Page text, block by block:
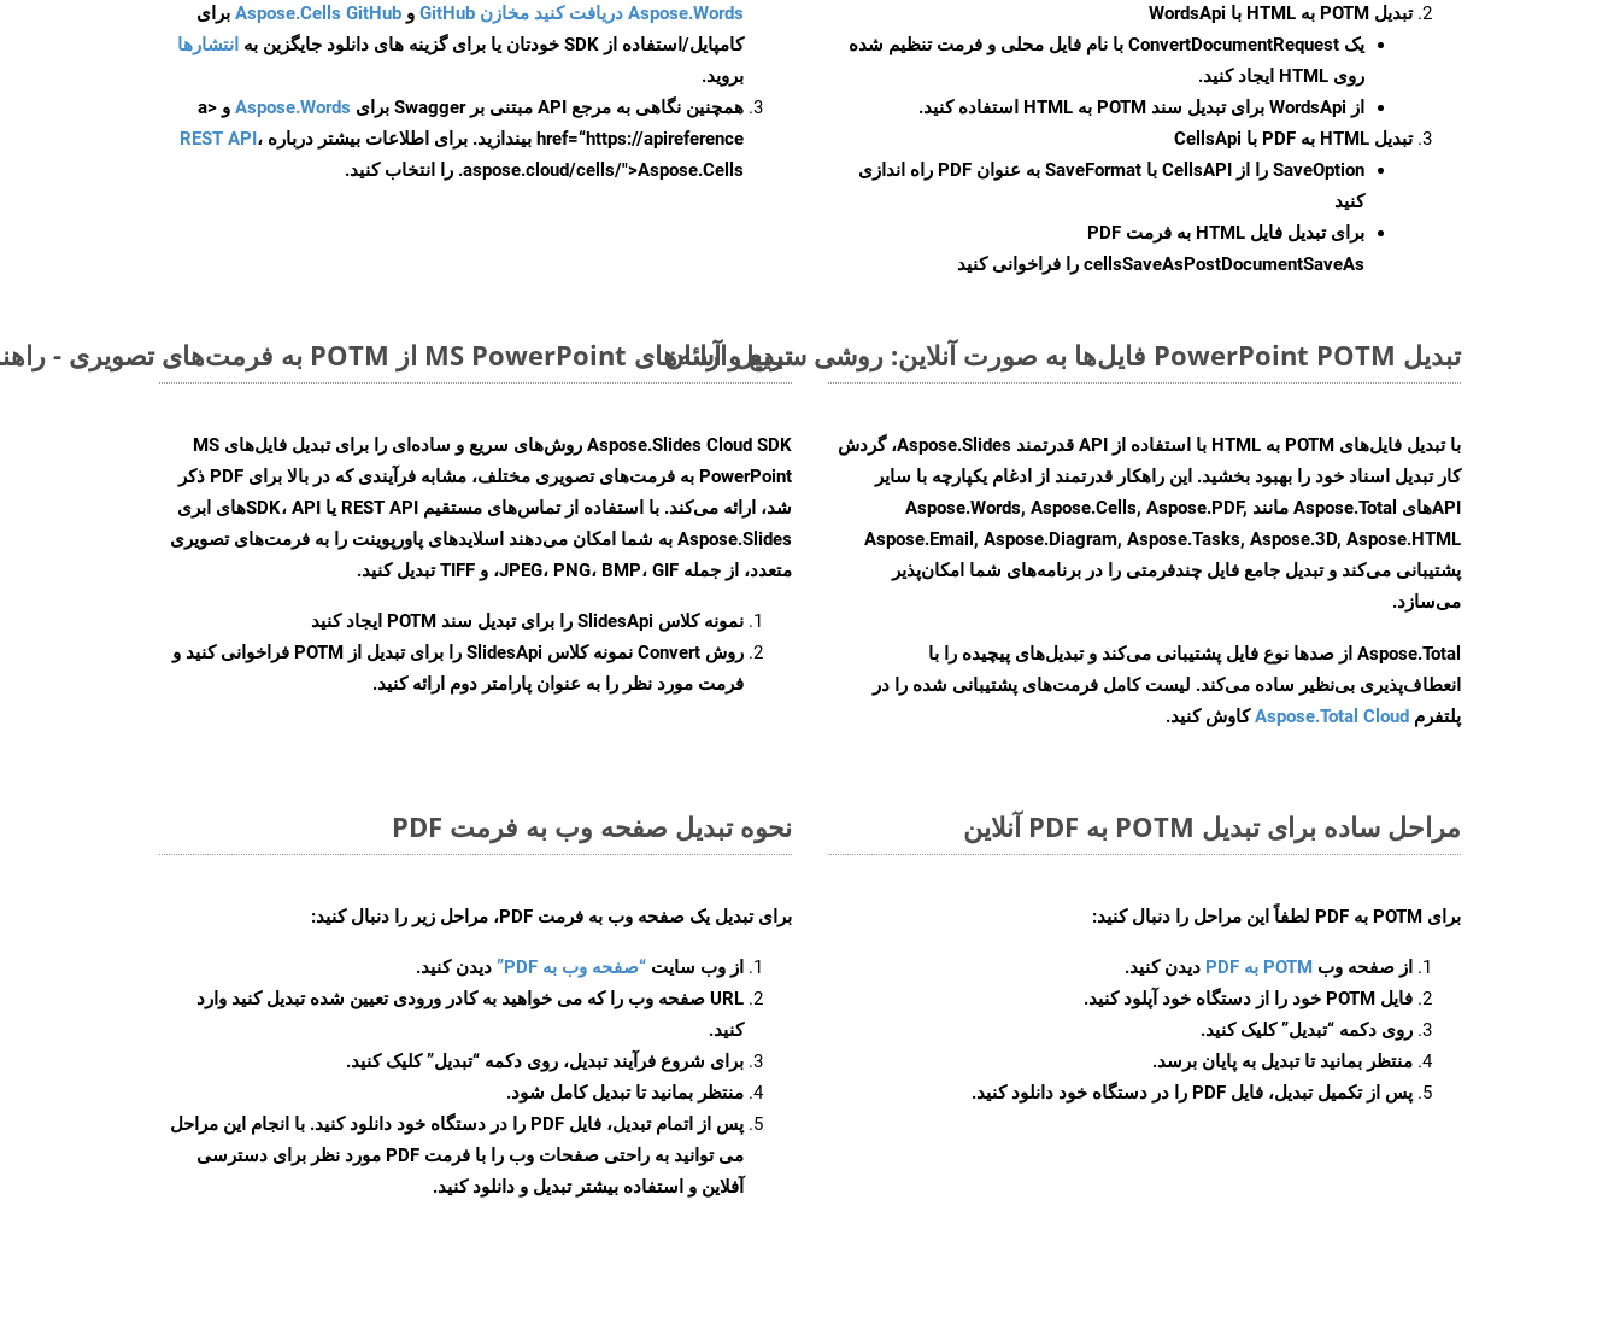
تبدیل POTM به HTML با WordsApi
یک ConvertDocumentRequest با نام فایل محلی و فرمت تنظیم شده
روی HTML ایجاد کنید.
از WordsApi برای تبدیل سند POTM به HTML استفاده کنید.
تبدیل HTML به PDF با CellsApi
SaveOption
را از CellsAPI با SaveFormat به عنوان PDF راه اندازی
کنید
برای تبدیل فایل HTML به فرمت
PDF
cellsSaveAsPostDocumentSaveAs را فراخوانی کنید
Aspose.Words دریافت کنید مخازن GitHub
و Aspose.Cells GitHub برای
کامپایل/استفاده از SDK خودتان یا برای گزینه های دانلود جایگزین به
انتشارها
بروید.
همچنین نگاهی به مرجع API مبتنی بر Swagger برای
Aspose.Words
و <a
href=“https://apireference بیندازید. برای اطلاعات بیشتر درباره
REST API،
.aspose.cloud/cells/">Aspose.Cells را انتخاب کنید.
تبدیل PowerPoint POTM فایل‌ها به صورت آنلاین: روشی سریع و آسان
با تبدیل فایل‌های POTM به HTML با استفاده از API قدرتمند Aspose.Slides، گردش
کار تبدیل اسناد خود را بهبود بخشید. این راهکار قدرتمند از ادغام یکپارچه با سایر
APIهای Aspose.Total مانند Aspose.Words, Aspose.Cells, Aspose.PDF,
Aspose.Email, Aspose.Diagram, Aspose.Tasks, Aspose.3D, Aspose.HTML
پشتیبانی می‌کند و تبدیل جامع فایل چندفرمتی را در برنامه‌های شما امکان‌پذیر
می‌سازد.
Aspose.Total از صدها نوع فایل پشتیبانی می‌کند و تبدیل‌های پیچیده را با
انعطاف‌پذیری بی‌نظیر ساده می‌کند. لیست کامل فرمت‌های پشتیبانی شده را در
پلتفرم Aspose.Total Cloudکاوش کنید.
تبدیل ارائه‌های MS PowerPoint از POTM به فرمت‌های تصویری - راهنمای گام به گام
Aspose.Slides Cloud SDK روش‌های سریع و ساده‌ای را برای تبدیل فایل‌های MS
PowerPoint به فرمت‌های تصویری مختلف، مشابه فرآیندی که در بالا برای PDF ذکر
شد، ارائه می‌کند. با استفاده از تماس‌های مستقیم REST API یا SDK، APIهای ابری
Aspose.Slides به شما امکان می‌دهند اسلایدهای پاورپوینت را به فرمت‌های تصویری
متعدد، از جمله JPEG، PNG، BMP، GIF، و TIFF تبدیل کنید.
نمونه کلاس SlidesApi را برای تبدیل سند POTM ایجاد کنید
روش Convert
نمونه کلاس SlidesApi را برای تبدیل از POTM فراخوانی کنید و
فرمت مورد نظر را به عنوان پارامتر دوم ارائه کنید.
مراحل ساده برای تبدیل POTM به PDF آنلاین
برای POTM به PDF لطفاً این مراحل را دنبال کنید:
از صفحه وب POTM به PDF
دیدن کنید.
فایل POTM خود را از دستگاه خود آپلود کنید.
روی دکمه “تبدیل”کلیک کنید.
منتظر بمانید تا تبدیل به پایان برسد.
پس از تکمیل تبدیل، فایل PDF را در دستگاه خود دانلود کنید.
نحوه تبدیل صفحه وب به فرمت PDF
برای تبدیل یک صفحه وب به فرمت PDF، مراحل زیر را دنبال کنید:
از وب سایت “صفحه وب به PDF”
دیدن کنید.
URL صفحه وب را که می خواهید به کادر ورودی تعیین شده تبدیل کنید وارد
کنید.
برای شروع فرآیند تبدیل، روی دکمه “تبدیل” کلیک کنید.
منتظر بمانید تا تبدیل کامل شود.
پس از اتمام تبدیل، فایل PDF را در دستگاه خود دانلود کنید. با انجام این مراحل
می توانید به راحتی صفحات وب را با فرمت PDF مورد نظر برای دسترسی
آفلاین و استفاده بیشتر تبدیل و دانلود کنید.